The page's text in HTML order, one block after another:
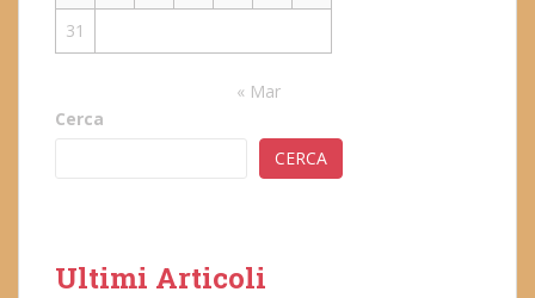
31
« Mar
Cerca
CERCA
Ultimi Articoli